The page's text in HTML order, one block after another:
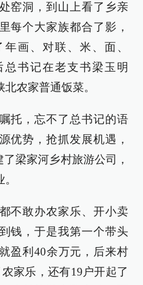
窑洞，到山上看了乡亲
每个大家族都合了影，
画、对联、米、面、
书记在老支书梁玉明
农家普通饭菜。
托，忘不了总书记的语
优势，抢抓发展机遇，
梁家河乡村旅游公司，
不敢办农家乐、开小卖
钱，于是我第一个带头
盈利40余万元，后来村
家乐，还有19户开起了